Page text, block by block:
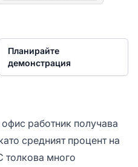
Планирайте
демонстрация
работник получава
средният процент на
толкова много